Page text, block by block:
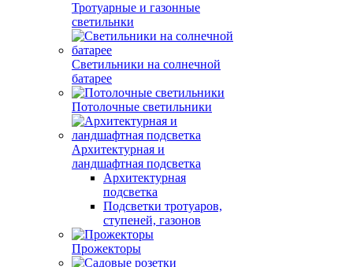
Тротуарные и газонные
светильнки
Светильники на солнечной
батарее
Потолочные светильники
Архитектурная и
ландшафтная подсветка
Архитектурная
подсветка
Подсветки тротуаров,
ступеней, газонов
Прожекторы